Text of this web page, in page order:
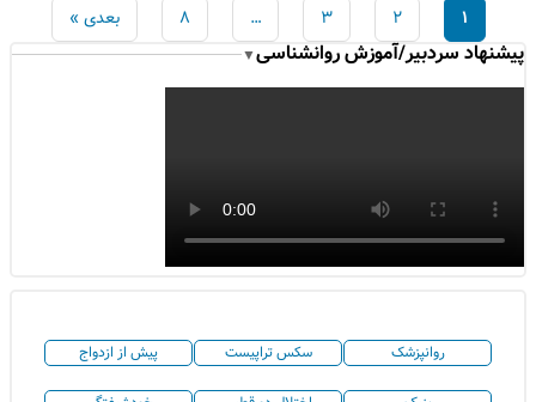
بعدی »
سردبیر/آموزش روانشناسی▼
روانپزشک سکس تراپیست پیش از ازدواج